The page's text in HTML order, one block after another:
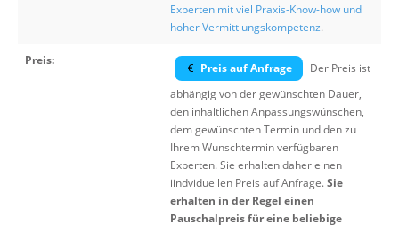
Experten mit viel Praxis-Know-how und
hoher Vermittlungskompetenz.
Preis:
Preis auf Anfrage
Der Preis ist
abhängig von der gewünschten Dauer,
den inhaltlichen Anpassungswünschen,
dem gewünschten Termin und den zu
Ihrem Wunschtermin verfügbaren
Experten. Sie erhalten daher einen
iindviduellen Preis auf Anfrage.Sie
erhalten in der Regel einen
Pauschalpreis für eine beliebige